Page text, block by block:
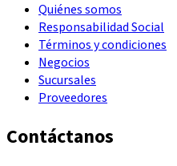
Quiénes somos
Responsabilidad Social
Términos y condiciones
Negocios
Sucursales
Proveedores
Contáctanos